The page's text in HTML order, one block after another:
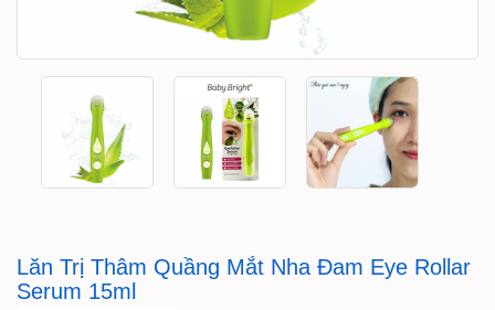
Lăn Trị Thâm Quầng Mắt Nha Đam Eye Rollar
Serum 15ml